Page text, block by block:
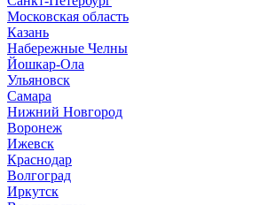
Московская область
Казань
Набережные Челны
Йошкар-Ола
Ульяновск
Самара
Нижний Новгород
Воронеж
Ижевск
Краснодар
Волгоград
Иркутск